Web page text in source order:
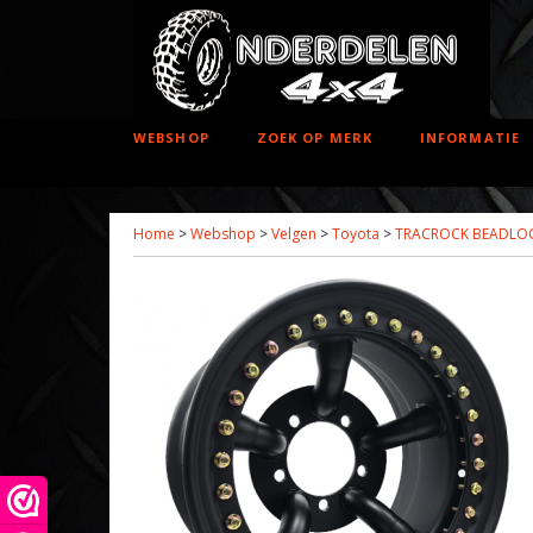
WEBSHOP ZOEK OP MERK INFORMATIE
Home >Webshop >Velgen >Toyota >TRACROCK